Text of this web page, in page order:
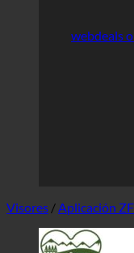
webdeals
Visores /Aplicación ZF